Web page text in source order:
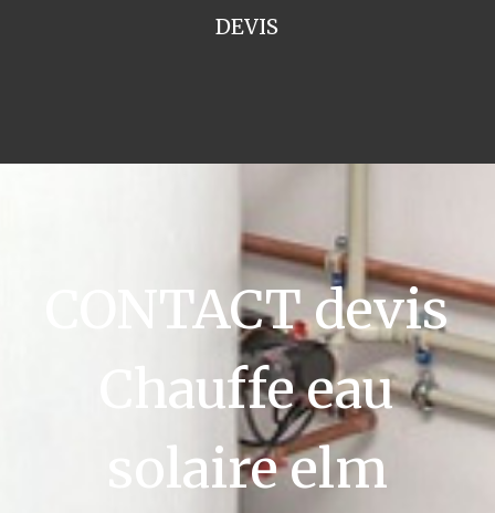
DEVIS
CONTACT devis
Chauffe eau
solaire elm